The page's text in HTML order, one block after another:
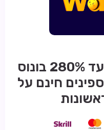
חבילת קבלת פנים: עד 280% בונוס
עד €2,200 + 230 ספינים חינם על